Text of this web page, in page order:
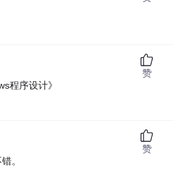
程序设计》
赞
。
赞